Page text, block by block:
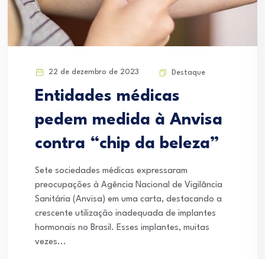
22 de dezembro de 2023 Destaque
Entidades médicas
pedem medida à Anvisa
contra “chip da beleza”
Sete sociedades médicas expressaram
preocupações à Agência Nacional de Vigilância
Sanitária (Anvisa) em uma carta, destacando a
crescente utilização inadequada de implantes
hormonais no Brasil. Esses implantes, muitas
vezes...